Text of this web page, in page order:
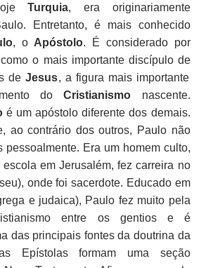
Turquia, era originariamente
Entretanto, é mais conhecido
, o Apóstolo. É considerado por
o mais importante discípulo de
de Jesus, a figura mais importante
doCristianismo nascente.
é um apóstolo diferente dos demais.
ao contrário dos outros, Paulo não
pessoalmente. Era um homem culto,
em Jerusalém, fez carreira no
onde foi sacerdote. Educado em
e judaica), Paulo fez muito pela
entre os gentios e é
das principais fontes da doutrina da
Epístolas formam uma seção